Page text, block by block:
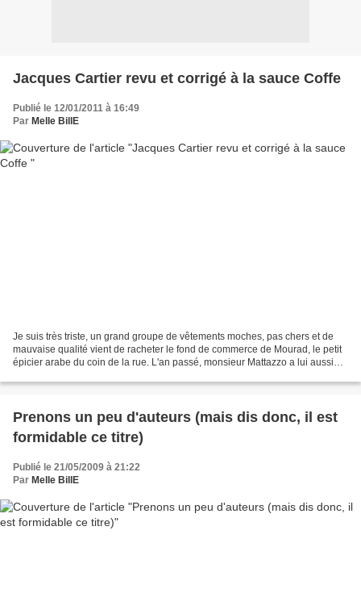
Jacques Cartier revu et corrigé à la sauce Coffe
Publié le 12/01/2011 à 16:49
Par Melle BillE
Je suis très triste, un grand groupe de vêtements moches, pas chers et de
mauvaise qualité vient de racheter le fond de commerce de Mourad, le petit
épicier arabe du coin de la rue. L'an passé, monsieur Mattazzo a lui aussi
Prenons un peu d'auteurs (mais dis donc, il est
formidable ce titre)
Publié le 21/05/2009 à 21:22
Par Melle BillE